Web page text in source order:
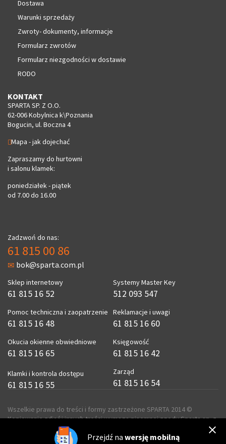
Dostawa
Warunki sprzedaży
Zwroty- dokumenty, informacje
Formularz zwrotów
Formularz niezgodności w dostawie
RODO
KONTAKT
SPARTA SP. Z O.O.
62-006 Kobylnica k\Poznania
Bogucin, ul. Boczna 4
Mapa - jak dojechać
Zapraszamy do hurtowni
i salonu klamek:
poniedziałek - piątek
od 7.00 do 16.00
Zadzwoń do nas:
61 815 00 86
bok@sparta.com.pl
Sklep internetowy
61 815 16 52
Pomoc techniczna i zaopatrzenie
61 815 16 48
Okucia okienne obwiedniowe
61 815 16 65
Klamki i kontrola dostępu
61 815 16 55
Systemy Master Key
512 093 547
Reklamacje i uwagi
61 815 16 60
Księgowość
61 815 16 42
Zarząd
61 815 16 54
Wszelkie prawa do treści i formy zastrzeżone SPARTA 2014 ©
Kopiowanie zdjęć i innych treści wymaga pisemnej zgody Sparta sp. z
realizacja
Przejdź na wersję mobilną